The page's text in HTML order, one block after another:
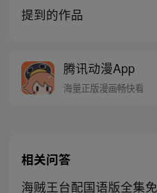
提到的作品
腾讯动漫App
海量正版漫画畅快看
相关问答
海贼王台配国语版全集